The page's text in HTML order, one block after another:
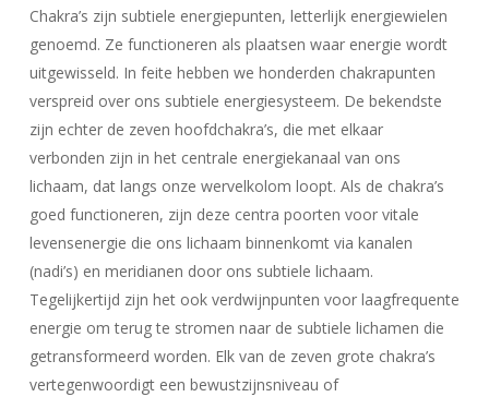
Chakra’s zijn subtiele energiepunten, letterlijk energiewielen
genoemd. Ze functioneren als plaatsen waar energie wordt
uitgewisseld. In feite hebben we honderden chakrapunten
verspreid over ons subtiele energiesysteem. De bekendste
zijn echter de zeven hoofdchakra’s, die met elkaar
verbonden zijn in het centrale energiekanaal van ons
lichaam, dat langs onze wervelkolom loopt. Als de chakra’s
goed functioneren, zijn deze centra poorten voor vitale
levensenergie die ons lichaam binnenkomt via kanalen
(nadi’s) en meridianen door ons subtiele lichaam.
Tegelijkertijd zijn het ook verdwijnpunten voor laagfrequente
energie om terug te stromen naar de subtiele lichamen die
getransformeerd worden. Elk van de zeven grote chakra’s
vertegenwoordigt een bewustzijnsniveau of